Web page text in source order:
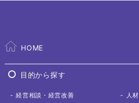
HOME
目的から探す
経営相談 ・経営改善
人